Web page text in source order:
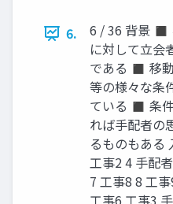
6.
6 / 36 背景 ◼
に対して立会
である ◼ 移
等の様々な条
ている ◼ 条
れば手配者の
るものもある
工事2 4 手配
7 工事8 8 工